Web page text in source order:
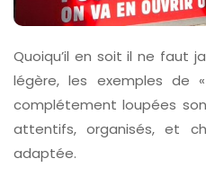
Quoiqu’il en soit il ne faut
légère, les exemples de
complétement loupées
attentifs, organisés, et
adaptée.